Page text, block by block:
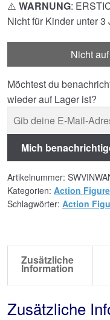
⚠️ WARNUNG:
Nicht für Kinder unter 3
Nicht
Möchtest du
wieder auf Lager ist?
Mich
Artikelnummer:
Kategorien: Action
Schlagwörter: Action
Zusätzliche
Information
Zusätzliche